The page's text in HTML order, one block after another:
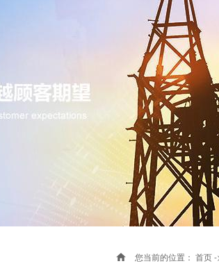
您当前的位置： 首页-